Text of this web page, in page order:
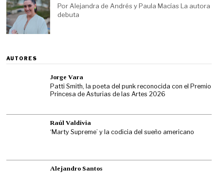
Por Alejandra de Andrés y Paula Macías La autora
debuta
AUTORES
Jorge Vara
Patti Smith, la poeta del punk reconocida con el Premio
Princesa de Asturias de las Artes 2026
Raúl Valdivia
‘Marty Supreme’ y la codicia del sueño americano
Alejandro Santos